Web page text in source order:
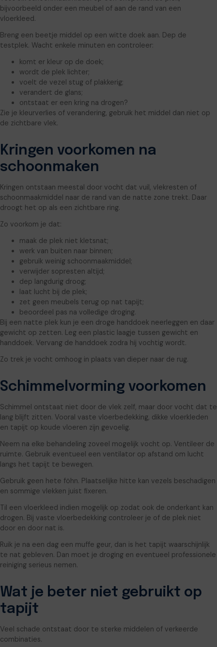
bijvoorbeeld onder een meubel of aan de rand van een
vloerkleed.
Breng een beetje middel op een witte doek aan. Dep de
testplek. Wacht enkele minuten en controleer:
komt er kleur op de doek;
wordt de plek lichter;
voelt de vezel stug of plakkerig;
verandert de glans;
ontstaat er een kring na drogen?
Zie je kleurverlies of verandering, gebruik het middel dan niet op
de zichtbare vlek.
Kringen voorkomen na
schoonmaken
Kringen ontstaan meestal door vocht dat vuil, vlekresten of
schoonmaakmiddel naar de rand van de natte zone trekt. Daar
droogt het op als een zichtbare ring.
Zo voorkom je dat:
maak de plek niet kletsnat;
werk van buiten naar binnen;
gebruik weinig schoonmaakmiddel;
verwijder sopresten altijd;
dep langdurig droog;
laat lucht bij de plek;
zet geen meubels terug op nat tapijt;
beoordeel pas na volledige droging.
Bij een natte plek kun je een droge handdoek neerleggen en daar
gewicht op zetten. Leg een plastic laagje tussen gewicht en
handdoek. Vervang de handdoek zodra hij vochtig wordt.
Zo trek je vocht omhoog in plaats van dieper naar de rug.
Schimmelvorming voorkomen
Schimmel ontstaat niet door de vlek zelf, maar door vocht dat te
lang blijft zitten. Vooral vaste vloerbedekking, dikke vloerkleden
en tapijt op koude vloeren zijn gevoelig.
Neem na elke behandeling zoveel mogelijk vocht op. Ventileer de
ruimte. Gebruik eventueel een ventilator op afstand om lucht
langs het tapijt te bewegen.
Gebruik geen hete föhn. Plaatselijke hitte kan vezels beschadigen
en sommige vlekken juist fixeren.
Til een vloerkleed indien mogelijk op zodat ook de onderkant kan
drogen. Bij vaste vloerbedekking controleer je of de plek niet
door en door nat is.
Ruik je na een dag een muffe geur, dan is het tapijt waarschijnlijk
te nat gebleven. Dan moet je droging en eventueel professionele
reiniging serieus nemen.
Wat je beter niet gebruikt op
tapijt
Veel schade ontstaat door te sterke middelen of verkeerde
combinaties.